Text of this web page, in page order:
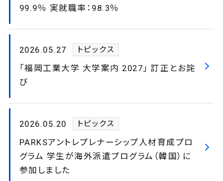
99.9％ 実就職率：98.3％
2026.05.27 トピックス
「福岡工業大学 大学案内 2027」 訂正とお詫
び
2026.05.20 トピックス
PARKSアントレプレナーシップ人材育成プロ
グラム 学生が海外派遣プログラム（韓国）に
参加しました